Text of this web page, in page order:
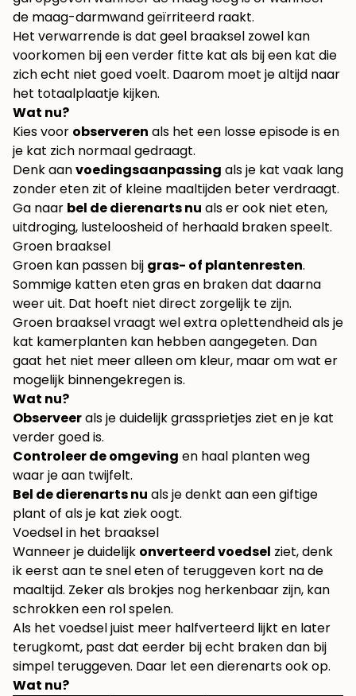
de maag-darmwand geïrriteerd raakt.
Het verwarrende is dat geel braaksel zowel kan
voorkomen bij een verder fitte kat als bij een kat die
zich echt niet goed voelt. Daarom moet je altijd naar
het totaalplaatje kijken.
Wat nu?
Kies voor observeren als het een losse episode is en
je kat zich normaal gedraagt.
Denk aanvoedingsaanpassing als je kat vaak lang
zonder eten zit of kleine maaltijden beter verdraagt.
Ga naar bel de dierenarts nu als er ook niet eten,
uitdroging, lusteloosheid of herhaald braken speelt.
Groen braaksel
Groen kan passen bij gras- of plantenresten.
Sommige katten eten gras en braken dat daarna
weer uit. Dat hoeft niet direct zorgelijk te zijn.
Groen braaksel vraagt wel extra oplettendheid als je
kat kamerplanten kan hebben aangegeten. Dan
gaat het niet meer alleen om kleur, maar om wat er
mogelijk binnengekregen is.
Wat nu?
Observeerals je duidelijk grassprietjes ziet en je kat
verder goed is.
Controleer de omgeving en haal planten weg
waar je aan twijfelt.
Bel de dierenarts nu als je denkt aan een giftige
plant of als je kat ziek oogt.
Voedsel in het braaksel
Wanneer je duidelijk onverteerd voedsel ziet, denk
ik eerst aan te snel eten of teruggeven kort na de
maaltijd. Zeker als brokjes nog herkenbaar zijn, kan
schrokken een rol spelen.
Als het voedsel juist meer halfverteerd lijkt en later
terugkomt, past dat eerder bij echt braken dan bij
simpel teruggeven. Daar let een dierenarts ook op.
Wat nu?